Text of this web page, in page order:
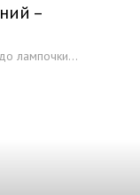
–
лампочки...